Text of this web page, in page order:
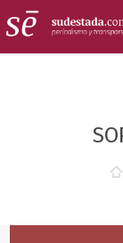
INICIAR SESIÓN